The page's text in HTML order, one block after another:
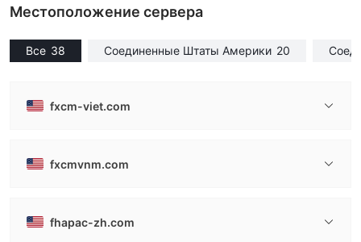
Местоположение сервера
Все 38 Соединенные Штаты Америки 20
fxcm-viet.com
fxcmvnm.com
fhapac-zh.com